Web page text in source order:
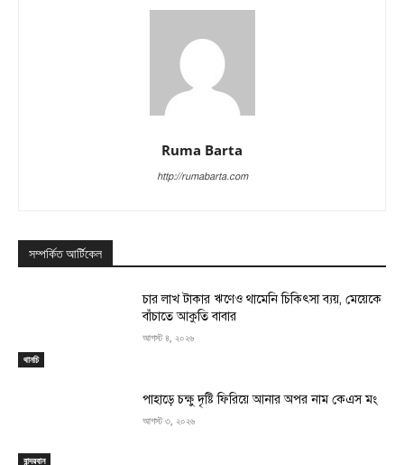
Ruma Barta
http://rumabarta.com
সম্পর্কিত আর্টিকেল
থানচি
চার লাখ টাকার ঋণেও থামেনি চিকিৎসা ব্যয়, মেয়েকে
বাঁচাতে আকুতি বাবার
আগস্ট ৪, ২০২৬
বান্দরবান
পাহাড়ে চক্ষু দৃষ্টি ফিরিয়ে আনার অপর নাম কেএস মং
আগস্ট ৩, ২০২৬